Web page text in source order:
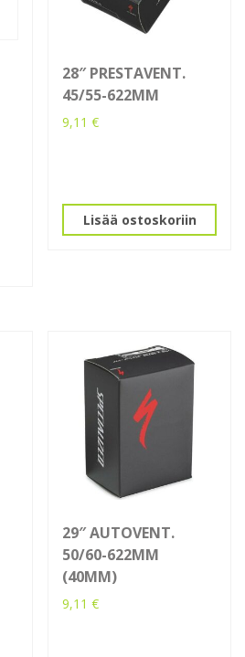
28″ PRESTAVENT.
45/55-622MM
9,11€
Lisää ostoskoriin
29″ AUTOVENT.
50/60-622MM
(40MM)
9,11€